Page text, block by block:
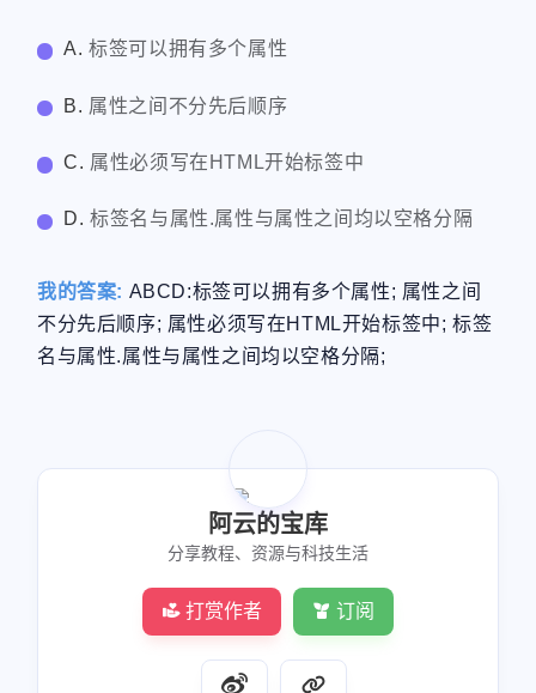
A.标签可以拥有多个属性
B. 属性之间不分先后顺序
C. 属性必须写在HTML开始标签中
D.标签名与属性.属性与属性之间均以空格分隔
我的答案: ABCD:标签可以拥有多个属性; 属性之间
不分先后顺序; 属性必须写在HTML开始标签中; 标签
名与属性.属性与属性之间均以空格分隔;
阿云的宝库
分享教程、资源与科技生活
打赏作者 订阅